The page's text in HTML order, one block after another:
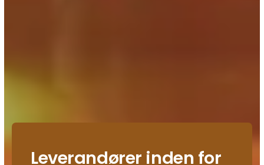
Leverandører inden for